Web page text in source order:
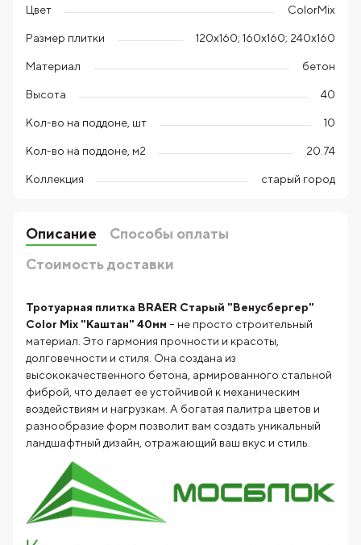
Цвет ColorMix
Размер плитки 120х160; 160х160; 240х160
Материал бетон
Высота 40
Кол-во на поддоне, шт 10
Кол-во на поддоне, м2 20.74
Коллекция старый город
Описание
Способы оплаты
Стоимость доставки
Тротуарная плитка BRAER Старый "Венусбергер"
Color Mix "Каштан" 40мм – не просто строительный
материал. Это гармония прочности и красоты,
долговечности и стиля. Она создана из
высококачественного бетона, армированного стальной
фиброй, что делает ее устойчивой к механическим
воздействиям и нагрузкам. А богатая палитра цветов и
разнообразие форм позволит вам создать уникальный
ландшафтный дизайн, отражающий ваш вкус и стиль.